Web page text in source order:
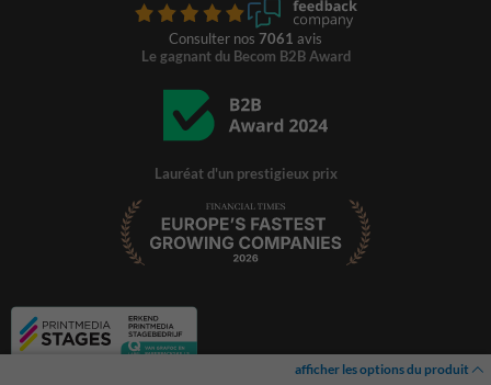
afficher les options du produit
Consulter nos 7061 avis
Le gagnant du Becom B2B Award
Lauréat d'un prestigieux prix